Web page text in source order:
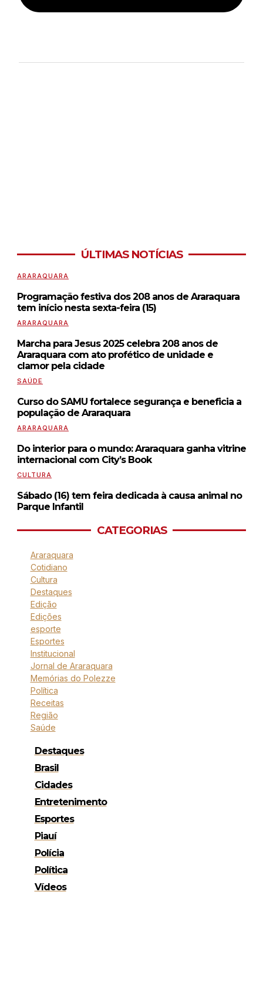
ÚLTIMAS NOTÍCIAS
ARARAQUARA
Programação festiva dos 208 anos de Araraquara
tem início nesta sexta-feira (15)
ARARAQUARA
Marcha para Jesus 2025 celebra 208 anos de
Araraquara com ato profético de unidade e
clamor pela cidade
SAÚDE
Curso do SAMU fortalece segurança e beneficia a
população de Araraquara
ARARAQUARA
Do interior para o mundo: Araraquara ganha vitrine
internacional com City’s Book
CULTURA
Sábado (16) tem feira dedicada à causa animal no
Parque Infantil
CATEGORIAS
Araraquara
Cotidiano
Cultura
Destaques
Edição
Edições
esporte
Esportes
Institucional
Jornal de Araraquara
Memórias do Polezze
Política
Receitas
Região
Saúde
Destaques
Brasil
Cidades
Entretenimento
Esportes
Piauí
Polícia
Política
Vídeos